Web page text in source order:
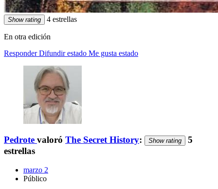
Show rating 4 estrellas
En otra edición
Responder Difundir estado Me gusta estado
Pedrote valoró The Secret History: Show rating
5
estrellas
marzo 2
Público